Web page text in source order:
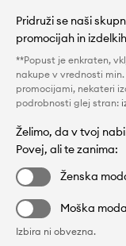
Pridruži se naši
promocijah in
**Popust je enkraten,
nakupe v vrednosti
promocijami, nekateri
podrobnosti glej stran:
Želimo, da v tvoj
Povej, ali te zanima:
Ženska
Moška moda
Izbira ni obvezna.